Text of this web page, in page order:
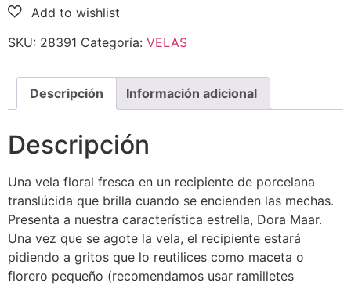
SKU: 28391 Categoría: VELAS
Descripción Información adicional
Descripción
Una vela floral fresca en un recipiente de porcelana
translúcida que brilla cuando se encienden las mechas.
Presenta a nuestra característica estrella, Dora Maar.
Una vez que se agote la vela, el recipiente estará
pidiendo a gritos que lo reutilices como maceta o
florero pequeño (recomendamos usar ramilletes